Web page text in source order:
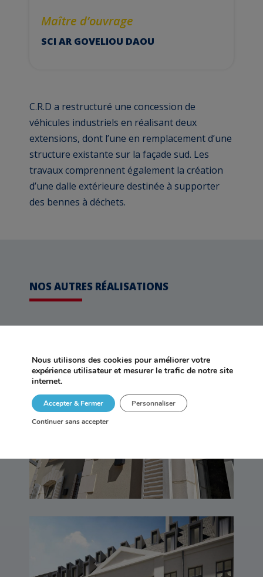
Maître d’ouvrage
SCI AR GOVELIOU DAOU
C.R.D a restructuré une concession de
véhicules industriels en réalisant deux
extensions, dont l’une en remplacement d’une
structure existante sur la façade sud. Les
travaux comprennent également la création
d’une dalle extérieure destinée à supporter
des bennes à déchets.
NOS AUTRES RÉALISATIONS
Maison Particulière –
Rennes (35)
Étoile – SAINT-MALO
Nous utilisons des cookies pour améliorer votre
expérience utilisateur et mesurer le trafic de notre site
internet.
Accepter & Fermer
Continuer sans accepter
Personnaliser